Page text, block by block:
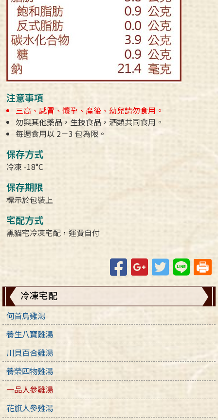
冷凍宅配
何首烏雞湯
養生八寶雞湯
川貝百合雞湯
養榮四物雞湯
一品人參雞湯
花旗人參雞湯
注意事項
三高、感冒、懷孕、產後、幼兒請勿食用。
勿與其他藥品，生技食品，酒類共同食用。
每週食用以 2－3 包為限。
保存方式
冷凍 -18°C
保存期限
標示於包裝上
宅配方式
黑貓宅冷凍宅配，運費自付
FacebookGoogle+TwitterLine